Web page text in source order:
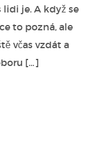
je. A když se
to pozná, ale
včas vzdát a
[…]